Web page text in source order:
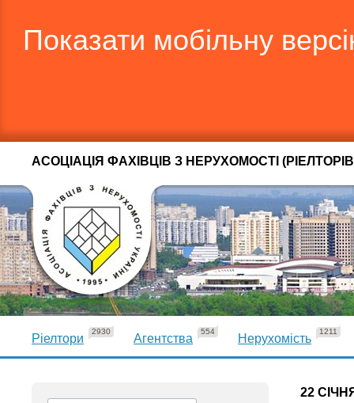
Показати мобільну
АСОЦІАЦІЯ ФАХІВЦІВ З НЕРУХОМОСТІ
Ріелтори
2930
Агентства
554
Нерухомість
1211
22